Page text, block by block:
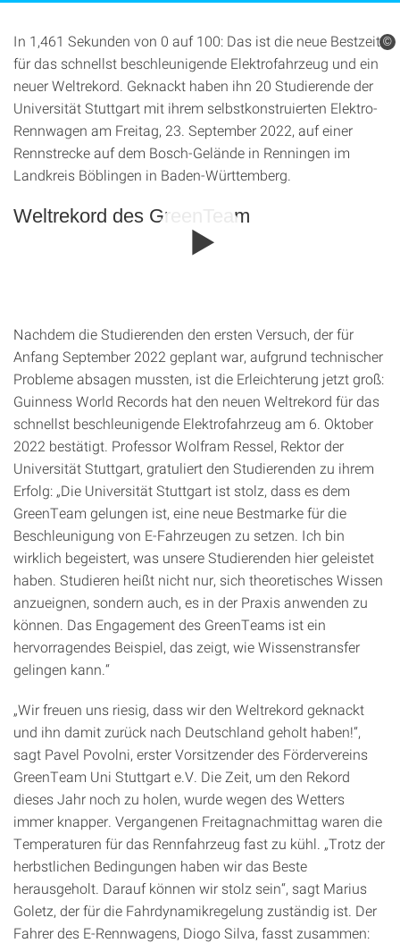
In 1,461 Sekunden von 0 auf 100: Das ist die neue Bestzeit
für das schnellst beschleunigende Elektrofahrzeug und ein
neuer Weltrekord. Geknackt haben ihn 20 Studierende der
Universität Stuttgart mit ihrem selbstkonstruierten Elektro-
Rennwagen am Freitag, 23. September 2022, auf einer
Rennstrecke auf dem Bosch-Gelände in Renningen im
Landkreis Böblingen in Baden-Württemberg.
Weltrekord des GreenTeam
Nachdem die Studierenden den ersten Versuch, der für
Anfang September 2022 geplant war, aufgrund technischer
Probleme absagen mussten, ist die Erleichterung jetzt groß:
Guinness World Records hat den neuen Weltrekord für das
schnellst beschleunigende Elektrofahrzeug am 6. Oktober
2022 bestätigt. Professor Wolfram Ressel, Rektor der
Universität Stuttgart, gratuliert den Studierenden zu ihrem
Erfolg: „Die Universität Stuttgart ist stolz, dass es dem
GreenTeam gelungen ist, eine neue Bestmarke für die
Beschleunigung von E-Fahrzeugen zu setzen. Ich bin
wirklich begeistert, was unsere Studierenden hier geleistet
haben. Studieren heißt nicht nur, sich theoretisches Wissen
anzueignen, sondern auch, es in der Praxis anwenden zu
können. Das Engagement des GreenTeams ist ein
hervorragendes Beispiel, das zeigt, wie Wissenstransfer
gelingen kann.“
„Wir freuen uns riesig, dass wir den Weltrekord geknackt
und ihn damit zurück nach Deutschland geholt haben!“,
sagt Pavel Povolni, erster Vorsitzender des Fördervereins
GreenTeam Uni Stuttgart e.V. Die Zeit, um den Rekord
dieses Jahr noch zu holen, wurde wegen des Wetters
immer knapper. Vergangenen Freitagnachmittag waren die
Temperaturen für das Rennfahrzeug fast zu kühl. „Trotz der
herbstlichen Bedingungen haben wir das Beste
herausgeholt. Darauf können wir stolz sein“, sagt Marius
Goletz, der für die Fahrdynamikregelung zuständig ist. Der
Fahrer des E-Rennwagens, Diogo Silva, fasst zusammen:
©